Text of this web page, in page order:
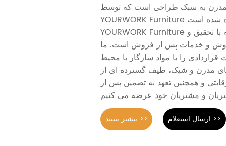
مدرن به سبک طراحی است که توسط
YOURWORK Furniture توسعه داده شده است.
YOURWORK Furniture یک شرکت یکپارچه با تحقیق و
و خدمات پس از فروش است. ما
قراردادی را با مواد سازگار با محیط
مدرن و شیک، طیف گسترده ای از
و همچنین تعهد به تضمین پس از
بیشتر ببینید >> ارسال استعلام >>